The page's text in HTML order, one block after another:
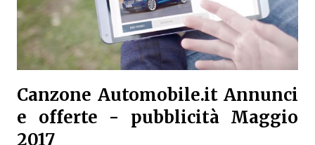
Canzone Automobile.it Annunci
e offerte - pubblicità Maggio
2017